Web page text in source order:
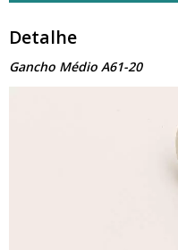
Detalhe
Gancho Médio A61-20